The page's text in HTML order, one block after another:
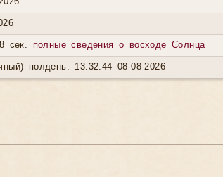
сек. полные сведения о восходе Солнца
полдень: 13:32:44 08-08-2026